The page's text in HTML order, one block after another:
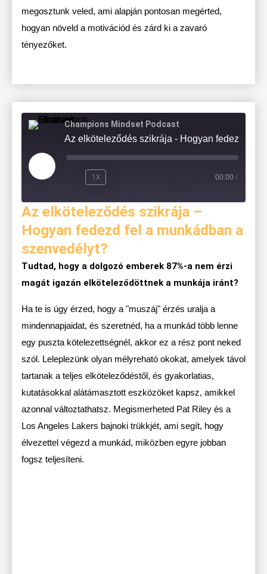
megosztunk veled, ami alapján pontosan megérted,
hogyan növeld a motivációd és zárd ki a zavaró
tényezőket.
Champions Mindset Podcast
1X 00:00 /
Az elköteleződés szikrája –
Hogyan fedezd fel a munkádban a
szenvedélyt?
Tudtad, hogy a dolgozó emberek 87%-a nem érzi
magát igazán elköteleződöttnek a munkája iránt?
Ha te is úgy érzed, hogy a "muszáj" érzés uralja a
mindennapjaidat, és szeretnéd, ha a munkád több lenne
egy puszta kötelezettségnél, akkor ez a rész pont neked
szól. Leleplezünk olyan mélyreható okokat, amelyek távol
tartanak a teljes elköteleződéstől, és gyakorlatias,
kutatásokkal alátámasztott eszközöket kapsz, amikkel
azonnal változtathatsz. Megismerheted Pat Riley és a
Los Angeles Lakers bajnoki trükkjét, ami segít, hogy
élvezettel végezd a munkád, miközben egyre jobban
fogsz teljesíteni.